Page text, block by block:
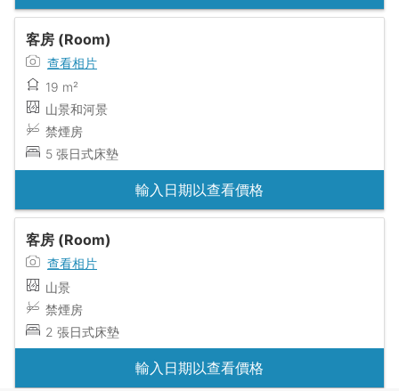
客房 (Room)
查看相片
19 m²
山景和河景
禁煙房
5 張日式床墊
輸入日期以查看價格
客房 (Room)
查看相片
山景
禁煙房
2 張日式床墊
輸入日期以查看價格